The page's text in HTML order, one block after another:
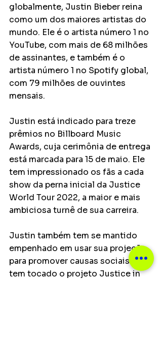
globalmente, Justin Bieber reina
como um dos maiores artistas do
mundo. Ele é o artista número 1 no
YouTube, com mais de 68 milhões
de assinantes, e também é o
artista número 1 no Spotify global,
com 79 milhões de ouvintes
mensais.
Justin está indicado para treze
prêmios no Billboard Music
Awards, cuja cerimônia de entrega
está marcada para 15 de maio. Ele
tem impressionado os fãs a cada
show da perna inicial da Justice
World Tour 2022, a maior e mais
ambiciosa turnê de sua carreira.
Justin também tem se mantido
empenhado em usar sua projeção
para promover causas sociais. Ele
tem tocado o projeto Justice in